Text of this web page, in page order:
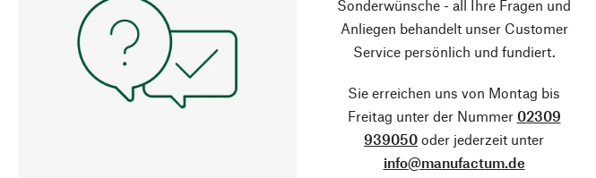
Sonderwünsche - all Ihre Fragen und
Anliegen behandelt unser Customer
Service persönlich und fundiert.
Sie erreichen uns von Montag bis
Freitag unter der Nummer 02309
939050 oder jederzeit unter
info@manufactum.de